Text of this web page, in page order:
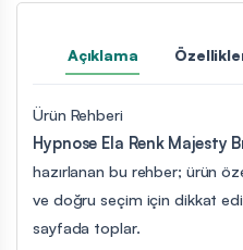
Açıklama
Ürün Rehberi
Hypnose Ela Renk Majesty
hazırlanan bu rehber; ürün
ve doğru seçim için dikkat
sayfada toplar.